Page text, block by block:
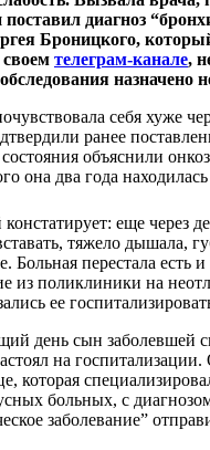
поставил диагноз
Броницкого,
телеграм-канале,
назначено
себя хуже
ранее
объяснили
она два года
еще через
тяжело дышала,
Больная перестала есть и
из поликлиники на
ее
день сын заболевшей
на госпитализации.
которая
больных, с
заболевание”